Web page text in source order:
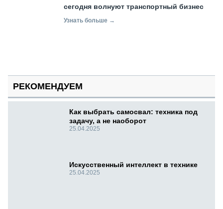
сегодня волнуют транспортный бизнес
Узнать больше →
РЕКОМЕНДУЕМ
Как выбрать самосвал: техника под
задачу, а не наоборот
25.04.2025
Искусственный интеллект в технике
25.04.2025